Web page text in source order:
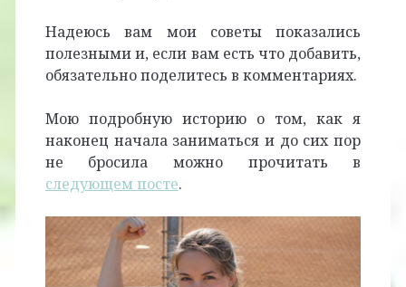
Надеюсь вам мои советы показались
полезными и, если вам есть что добавить,
обязательно поделитесь в комментариях.
Мою подробную историю о том, как я
наконец начала заниматься и до сих пор
не бросила можно прочитать в
следующем посте.